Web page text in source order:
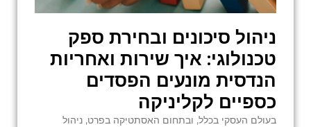
ניהול סיכונים ובחירת ספק
טכנולוגי: איך שירות ואחריות
הנדסית מונעים הפסדים
כספיים לקליניקה
בעולם העסקי בכלל, ובתחום האסתטיקה בפרט, ניהול